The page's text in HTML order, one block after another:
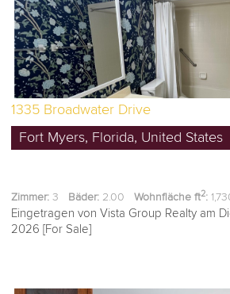
1335 Broadwater Drive
Fort Myers, Florida, United States
Zimmer: 3 Bäder: 2.00Wohnfläche ft2:
Eingetragen von Vista Group Realty am
2026 [For Sale]